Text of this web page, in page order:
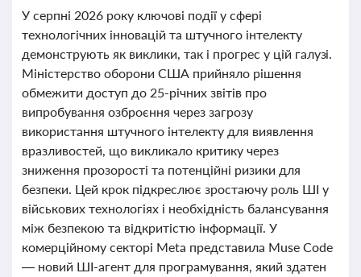
У серпні 2026 року ключові події у сфері
технологічних інновацій та штучного інтелекту
демонструють як виклики, так і прогрес у цій галузі.
Міністерство оборони США прийняло рішення
обмежити доступ до 25-річних звітів про
випробування озброєння через загрозу
використання штучного інтелекту для виявлення
вразливостей, що викликало критику через
зниження прозорості та потенційні ризики для
безпеки. Цей крок підкреслює зростаючу роль ШІ у
військових технологіях і необхідність балансування
між безпекою та відкритістю інформації. У
комерційному секторі Meta представила Muse Code
— новий ШІ-агент для програмування, який здатен